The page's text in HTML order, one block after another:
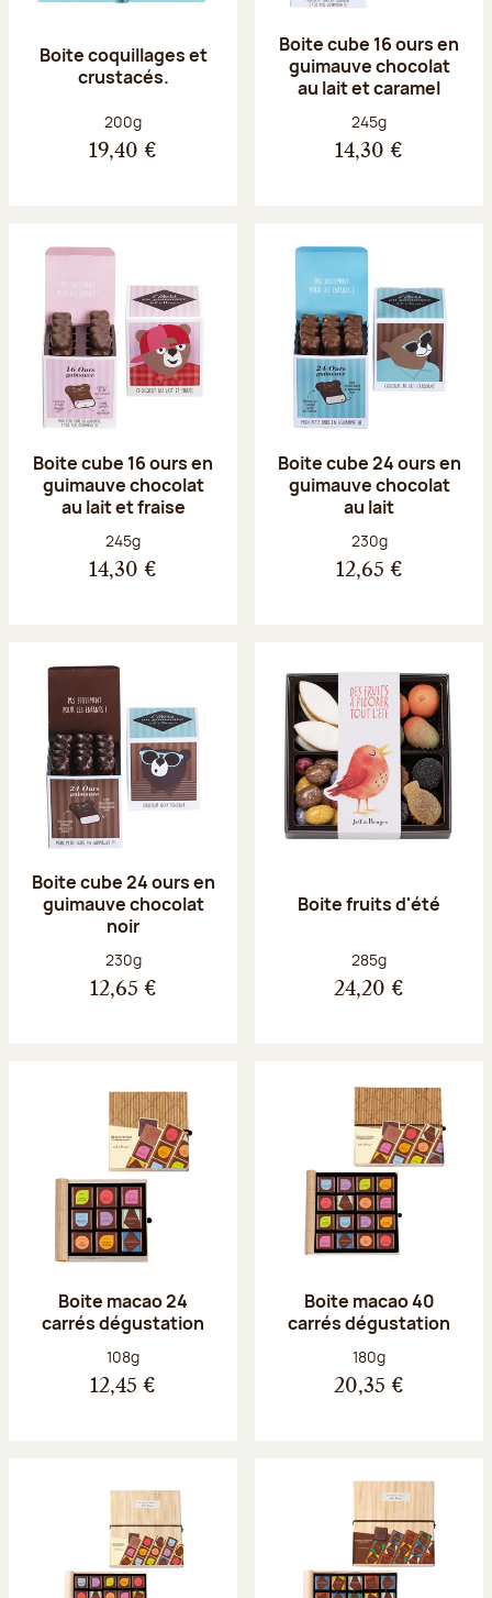
Boite coquillages et
crustacés.
Poids net :
200g
19,40 €
Boite cube 16 ours en
guimauve chocolat
au lait et caramel
Poids net :
245g
14,30 €
Boite cube 16 ours en
guimauve chocolat
au lait et fraise
Poids net :
245g
14,30 €
Boite cube 24 ours en
guimauve chocolat
au lait
Poids net :
230g
12,65 €
Boite cube 24 ours en
guimauve chocolat
noir
Poids net :
230g
12,65 €
Boite fruits d'été
Poids net :
285g
24,20 €
Boite macao 24
carrés dégustation
Poids net :
108g
12,45 €
Boite macao 40
carrés dégustation
Poids net :
180g
20,35 €